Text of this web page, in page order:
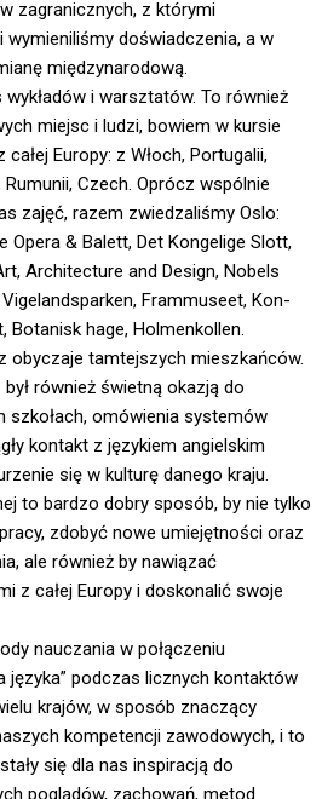
zagranicznych, z którymi
wymieniliśmy doświadczenia, a w
międzynarodową.
i warsztatów. To również
miejsc i ludzi, bowiem w kursie
Europy: z Włoch, Portugalii,
Czech. Oprócz wspólnie
zajęć, razem zwiedzaliśmy Oslo:
Opera & Balett, Det Kongelige Slott,
Architecture and Design, Nobels
Frammuseet, Kon-
Botanisk hage, Holmenkollen.
obyczaje tamtejszych mieszkańców.
również świetną okazją do
szkołach, omówienia systemów
kontakt z językiem angielskim
się w kulturę danego kraju.
to bardzo dobry sposób, by nie tylko
zdobyć nowe umiejętności oraz
ale również by nawiązać
z całej Europy i doskonalić swoje
nauczania w połączeniu
języka” podczas licznych kontaktów
krajów, w sposób znaczący
kompetencji zawodowych, i to
się dla nas inspiracją do
poglądów, zachowań, metod